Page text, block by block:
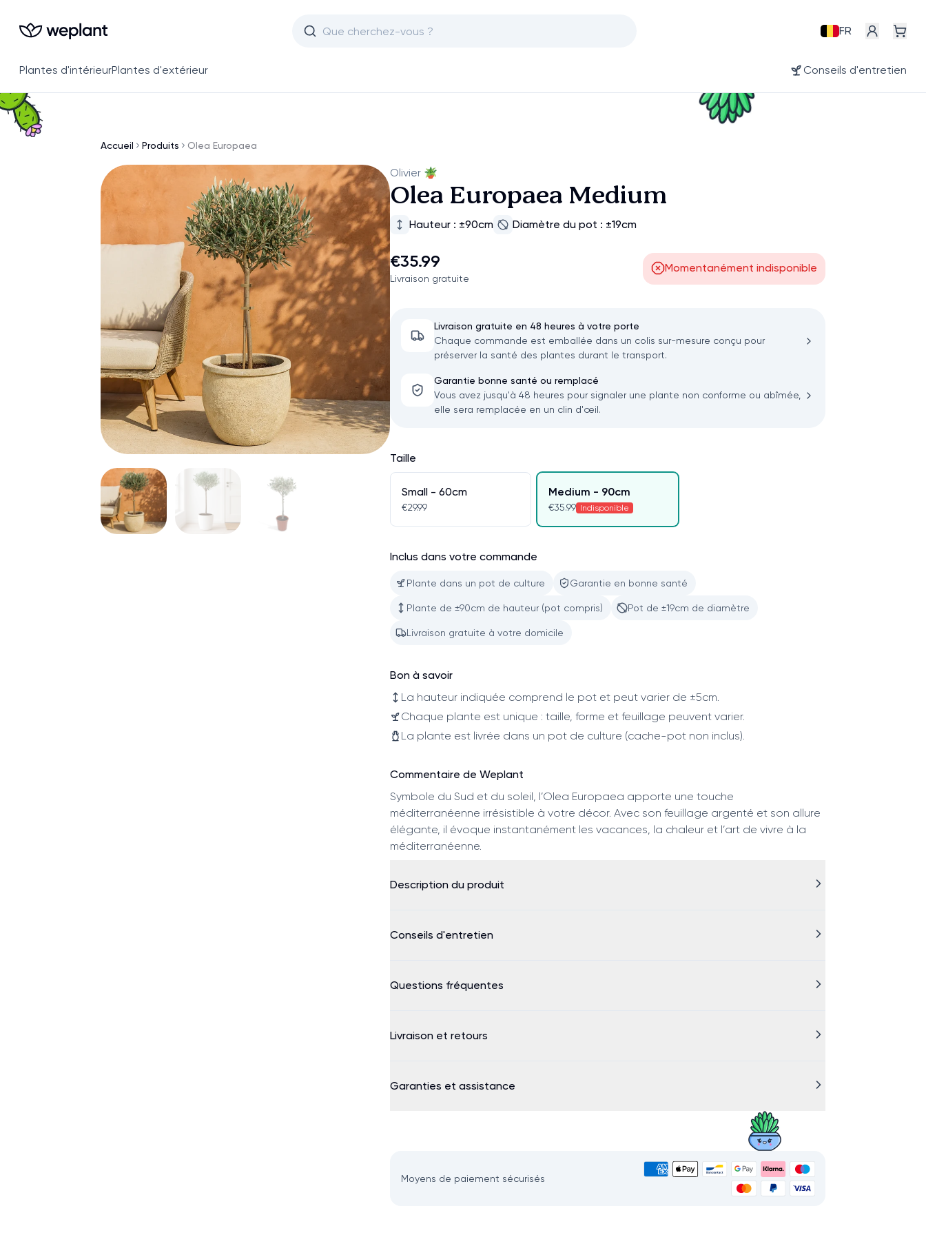
FR
Plantes d'intérieurPlantes d'extérieur Conseils d'entretien
Accueil Produits Olea Europaea
Olivier 🪴
Olea Europaea Medium
Hauteur : ±90cm Diamètre du pot : ±19cm
€35.99
Livraison gratuite
Momentanément indisponible
Livraison gratuite en 48 heures à votre porte
Chaque commande est emballée dans un colis sur-mesure conçu pour
préserver la santé des plantes durant le transport.
Garantie bonne santé ou remplacé
Vous avez jusqu'à 48 heures pour signaler une plante non conforme ou abîmée,
elle sera remplacée en un clin d'œil.
Taille
Small - 60cm
€29.99
Medium - 90cm
€35.99 Indisponible
Inclus dans votre commande
Plante dans un pot de culture Garantie en bonne santé
Plante de ±90cm de hauteur (pot compris) Pot de ±19cm de diamètre
Livraison gratuite à votre domicile
Bon à savoir
La hauteur indiquée comprend le pot et peut varier de ±5cm.
Chaque plante est unique : taille, forme et feuillage peuvent varier.
La plante est livrée dans un pot de culture (cache-pot non inclus).
Commentaire de Weplant
Symbole du Sud et du soleil, l’Olea Europaea apporte une touche
méditerranéenne irrésistible à votre décor. Avec son feuillage argenté et son allure
élégante, il évoque instantanément les vacances, la chaleur et l’art de vivre à la
méditerranéenne.
Description du produit
Conseils d'entretien
Questions fréquentes
Livraison et retours
Garanties et assistance
Moyens de paiement sécurisés